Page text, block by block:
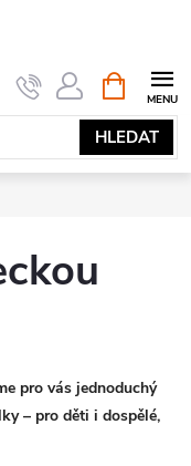
HLEDAT
NÁKUPNÍ
KOŠÍK
pro vás jednoduchý
– pro děti i dospělé,